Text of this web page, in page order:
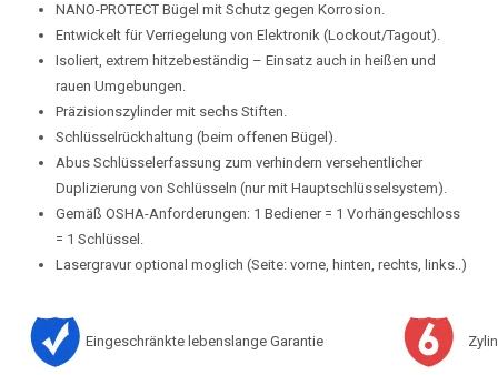
NANO-PROTECT Bügel mit Schutz gegen Korrosion.
Entwickelt für Verriegelung von Elektronik (Lockout/Tagout).
Isoliert, extrem hitzebeständig – Einsatz auch in heißen und
rauen Umgebungen.
Präzisionszylinder mit sechs Stiften.
Schlüsselrückhaltung (beim offenen Bügel).
Abus Schlüsselerfassung zum verhindern versehentlicher
Duplizierung von Schlüsseln (nur mit Hauptschlüsselsystem).
Gemäß OSHA-Anforderungen: 1 Bediener = 1 Vorhängeschloss
= 1 Schlüssel.
Lasergravur optional moglich (Seite: vorne, hinten, rechts, links..)
Eingeschränkte lebenslange Garantie